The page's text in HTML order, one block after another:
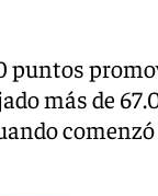
puntos
más de